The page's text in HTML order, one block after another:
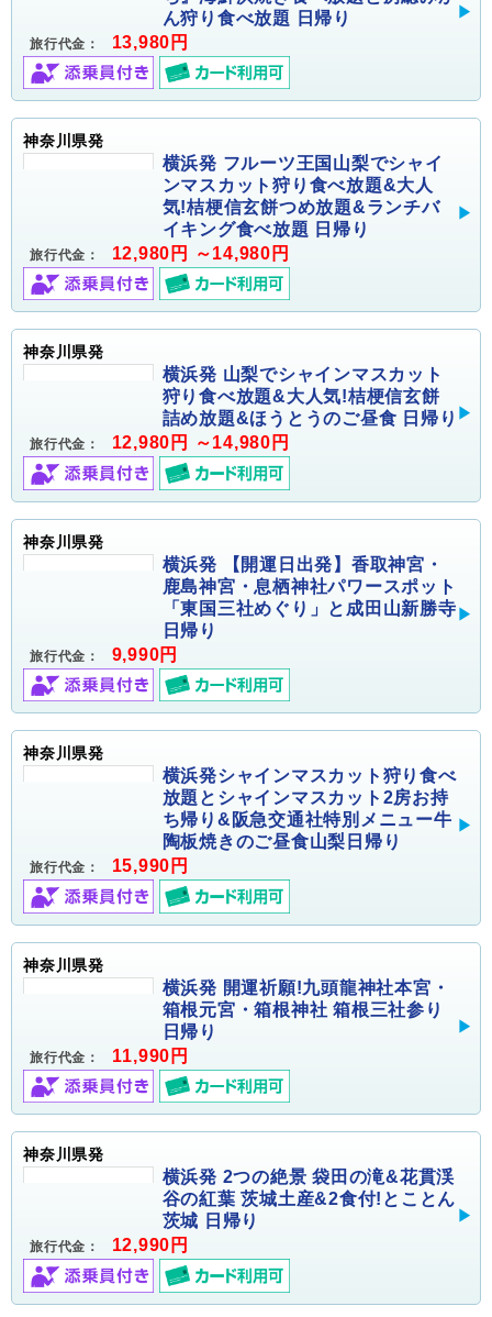
ん狩り食べ放題 日帰り
旅行代金： 13,980円
神奈川県発
横浜発 フルーツ王国山梨でシャイ
ンマスカット狩り食べ放題&大人
気!桔梗信玄餅つめ放題&ランチバ
イキング食べ放題 日帰り
旅行代金： 12,980円 ～14,980円
神奈川県発
横浜発 山梨でシャインマスカット
狩り食べ放題&大人気!桔梗信玄餅
詰め放題&ほうとうのご昼食 日帰り
旅行代金： 12,980円 ～14,980円
神奈川県発
横浜発 【開運日出発】香取神宮・
鹿島神宮・息栖神社パワースポット
「東国三社めぐり」と成田山新勝寺
日帰り
旅行代金： 9,990円
神奈川県発
横浜発シャインマスカット狩り食べ
放題とシャインマスカット2房お持
ち帰り&阪急交通社特別メニュー牛
陶板焼きのご昼食山梨日帰り
旅行代金： 15,990円
神奈川県発
横浜発 開運祈願!九頭龍神社本宮・
箱根元宮・箱根神社 箱根三社参り
日帰り
旅行代金： 11,990円
神奈川県発
横浜発 2つの絶景 袋田の滝&花貫渓
谷の紅葉 茨城土産&2食付!とことん
茨城 日帰り
旅行代金： 12,990円